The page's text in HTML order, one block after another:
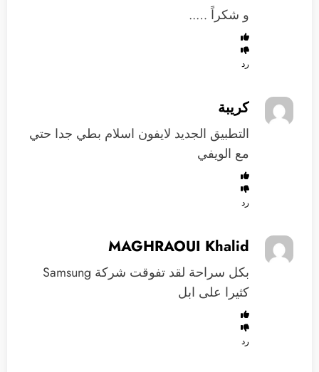
و شكراً …..
رد
كريبة
التطبيق الجديد لايفون اسلام بطي جدا حتي
مع الويفي
رد
MAGHRAOUI Khalid
بكل سراحة لقد تفوقت شركة Samsung
كثيرا على ابل
رد